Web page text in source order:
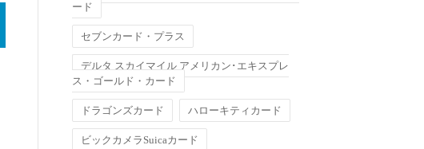
ード
セブンカード・プラス
デルタ スカイマイル アメリカン･エキスプレ
ス・ゴールド・カード
ドラゴンズカード ハローキティカード
ビックカメラSuicaカード